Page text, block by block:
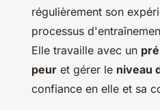
régulièrement son
processus
Elle travaille avec un
peur et gérer le niveau
confiance en elle et sa